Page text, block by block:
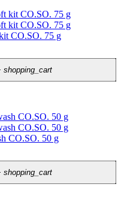
CO.SO. 75 g
shopping_cart
CO.SO. 50 g
shopping_cart